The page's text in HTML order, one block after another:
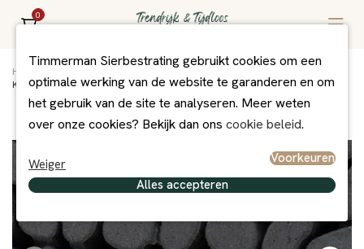
0
Home Grasbetontegels
Keigrassteen 45x45x10 cm antraciet
Timmerman Sierbestrating gebruikt cookies om een
optimale werking van de website te garanderen en om
het gebruik van de site te analyseren. Meer weten
over onze cookies? Bekijk dan ons cookie beleid.
Weiger
Voorkeuren
Alles accepteren